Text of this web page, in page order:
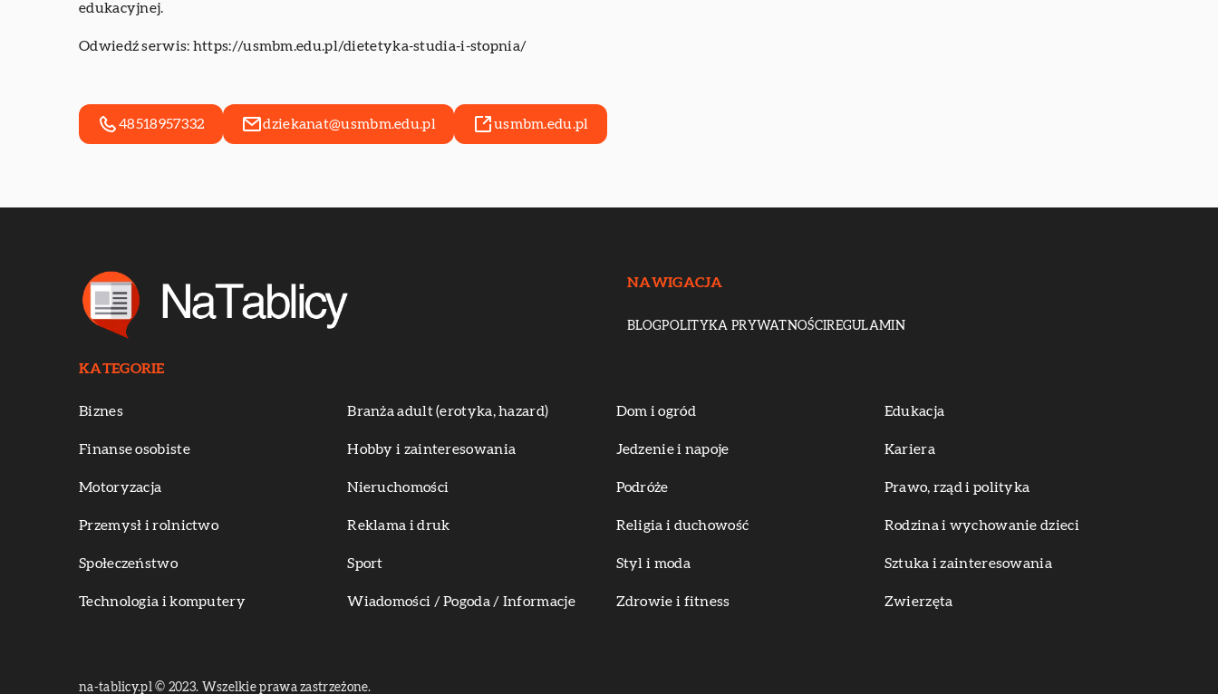
edukacyjnej.
Odwiedź serwis: https://usmbm.edu.pl/dietetyka-studia-i-stopnia/
48518957332 dziekanat@usmbm.edu.pl usmbm.edu.pl
NAWIGACJA
BLOGPOLITYKA PRYWATNOŚCIREGULAMIN
KATEGORIE
Biznes Branża adult (erotyka, hazard) Dom i ogród Edukacja
Finanse osobiste Hobby i zainteresowania Jedzenie i napoje Kariera
Motoryzacja Nieruchomości Podróże Prawo, rząd i polityka
Przemysł i rolnictwo Reklama i druk Religia i duchowość Rodzina i wychowanie dzieci
Społeczeństwo Sport Styl i moda Sztuka i zainteresowania
Technologia i komputery Wiadomości / Pogoda / Informacje Zdrowie i fitness Zwierzęta
na-tablicy.pl © 2023. Wszelkie prawa zastrzeżone.